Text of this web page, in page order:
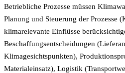
Betriebliche Prozesse müssen
Planung und Steuerung der Prozesse
klimarelevante Einflüsse
Beschaffungsentscheidungen
Klimagesichtspunkten),
Materialeinsatz), Logistik